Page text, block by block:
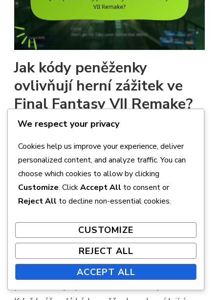
Jak kódy peněženky
ovlivňují herní zážitek ve
Final Fantasy VII Remake?
poskytují hráčům způsob, jak zlepšit svůj herní
zážitek prostřednictvím nákupů ve hře. Tyto
kódy mohou odemknout různé zdroje, což
umožňuje lepší správu zdrojů a strategické
výhody během hraní.
Mechanika kódů peněženky
Kódy peněženky fungují jako forma digitální
měny, kterou mohou hráči použít k získání
předmětů, vylepšení nebo dalších výhod ve hře.
We respect your privacy
Cookies help us improve your experience, deliver
personalized content, and analyze traffic. You can
choose which cookies to allow by clicking
Customize. ClickAccept All to consent or
Reject All to decline non-essential cookies.
CUSTOMIZE
REJECT ALL
ACCEPT ALL